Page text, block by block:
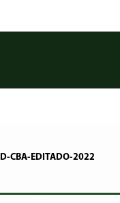
CBA-EDITADO-2022